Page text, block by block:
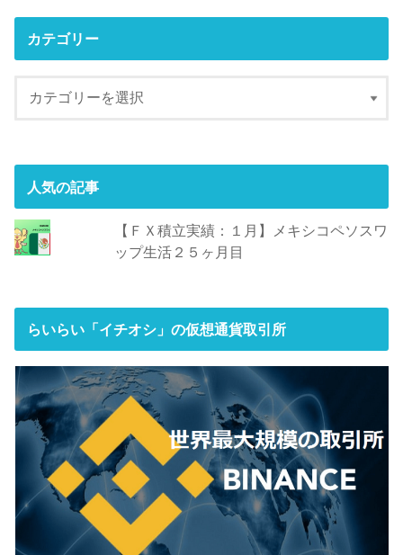
カテゴリー
人気の記事
【ＦＸ積立実績：１月】メキシコペソスワ
ップ生活２５ヶ月目
らいらい「イチオシ」の仮想通貨取引所